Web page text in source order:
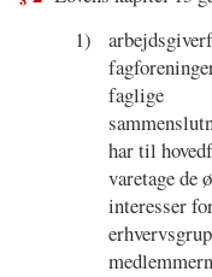
1)
faglige
har til
varetage de
interesser